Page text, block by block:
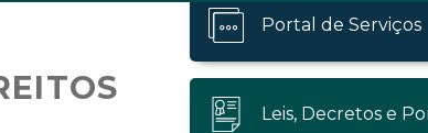
Portal de Serviços
Leis, Decretos e